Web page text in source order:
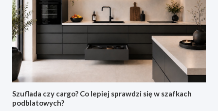
Szuflada czy cargo? Co lepiej sprawdzi się w szafkach
podblatowych?